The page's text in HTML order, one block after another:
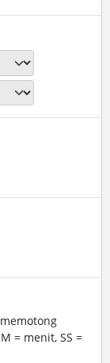
= menit, SS =